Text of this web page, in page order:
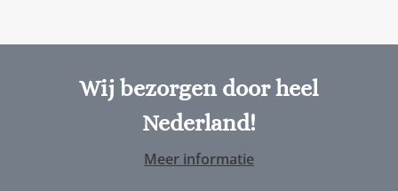
Wij bezorgen door heel
Nederland!
Meer informatie